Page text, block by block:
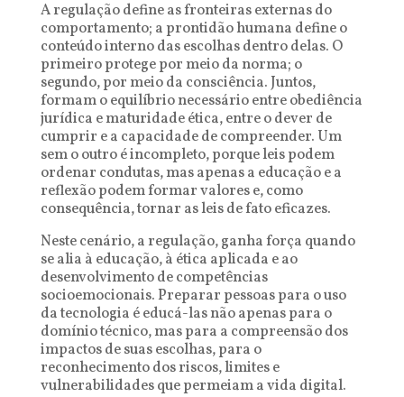
A regulação define as fronteiras externas do
comportamento; a prontidão humana define o
conteúdo interno das escolhas dentro delas. O
primeiro protege por meio da norma; o
segundo, por meio da consciência. Juntos,
formam o equilíbrio necessário entre obediência
jurídica e maturidade ética, entre o dever de
cumprir e a capacidade de compreender. Um
sem o outro é incompleto, porque leis podem
ordenar condutas, mas apenas a educação e a
reflexão podem formar valores e, como
consequência, tornar as leis de fato eficazes.
Neste cenário, a regulação, ganha força quando
se alia à educação, à ética aplicada e ao
desenvolvimento de competências
socioemocionais. Preparar pessoas para o uso
da tecnologia é educá-las não apenas para o
domínio técnico, mas para a compreensão dos
impactos de suas escolhas, para o
reconhecimento dos riscos, limites e
vulnerabilidades que permeiam a vida digital.